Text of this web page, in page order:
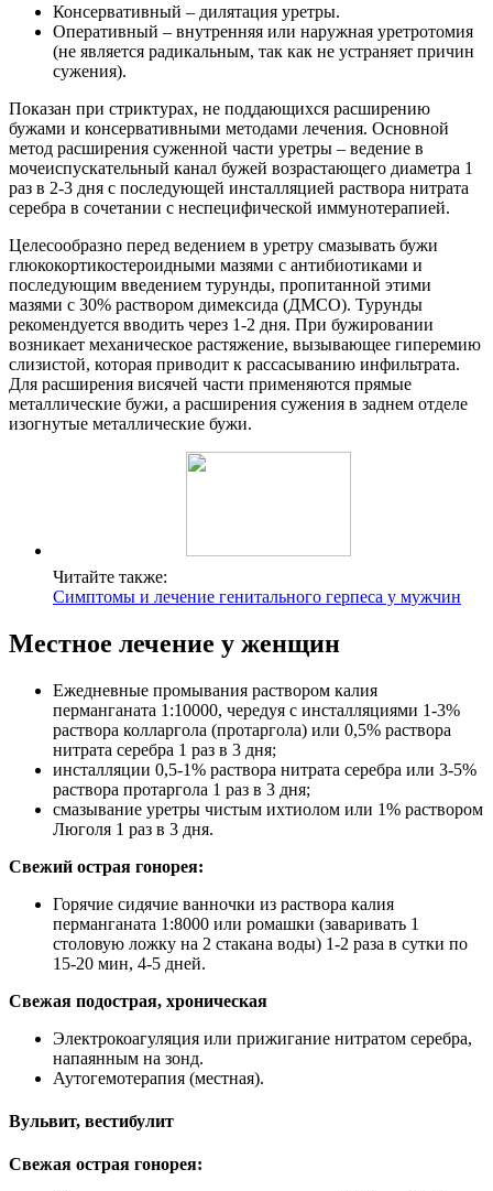
Консервативный – дилятация уретры.
Оперативный – внутренняя или наружная уретротомия
(не является радикальным, так как не устраняет причин
сужения).
Показан при стриктурах, не поддающихся расширению
бужами и консервативными методами лечения. Основной
метод расширения суженной части уретры – ведение в
мочеиспускательный канал бужей возрастающего диаметра 1
раз в 2-3 дня с последующей инсталляцией раствора нитрата
серебра в сочетании с неспецифической иммунотерапией.
Целесообразно перед ведением в уретру смазывать бужи
глюкокортикостероидными мазями с антибиотиками и
последующим введением турунды, пропитанной этими
мазями с 30% раствором димексида (ДМСО). Турунды
рекомендуется вводить через 1-2 дня. При бужировании
возникает механическое растяжение, вызывающее гиперемию
слизистой, которая приводит к рассасыванию инфильтрата.
Для расширения висячей части применяются прямые
металлические бужи, а расширения сужения в заднем отделе
изогнутые металлические бужи.
Читайте также:
Симптомы и лечение генитального герпеса у мужчин
Местное лечение у женщин
Ежедневные промывания раствором калия
перманганата 1:10000, чередуя с инсталляциями 1-3%
раствора колларгола (протаргола) или 0,5% раствора
нитрата серебра 1 раз в 3 дня;
инсталляции 0,5-1% раствора нитрата серебра или 3-5%
раствора протаргола 1 раз в 3 дня;
смазывание уретры чистым ихтиолом или 1% раствором
Люголя 1 раз в 3 дня.
Свежий острая гонорея:
Горячие сидячие ванночки из раствора калия
перманганата 1:8000 или ромашки (заваривать 1
столовую ложку на 2 стакана воды) 1-2 раза в сутки по
15-20 мин, 4-5 дней.
Свежая подострая, хроническая
Электрокоагуляция или прижигание нитратом серебра,
напаянным на зонд.
Аутогемотерапия (местная).
Вульвит, вестибулит
Свежая острая гонорея: